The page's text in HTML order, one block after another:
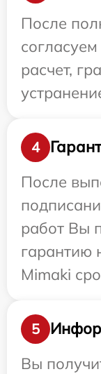
После
расчет,
4
После
работ Вы
гарантию
Mimaki
5
Вы